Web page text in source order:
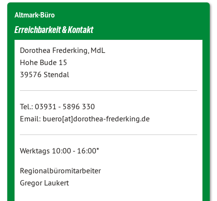
Altmark-Büro
Erreichbarkeit & Kontakt
Dorothea Frederking, MdL
Hohe Bude 15
39576 Stendal
Tel.: 03931 - 5896 330
Email: buero[at]dorothea-frederking.de
Werktags 10:00 - 16:00*
Regionalbüromitarbeiter
Gregor Laukert